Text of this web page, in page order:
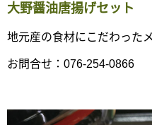
大野醤油唐揚げセット
地元産の食材にこだわった
お問合せ：076-254-0866